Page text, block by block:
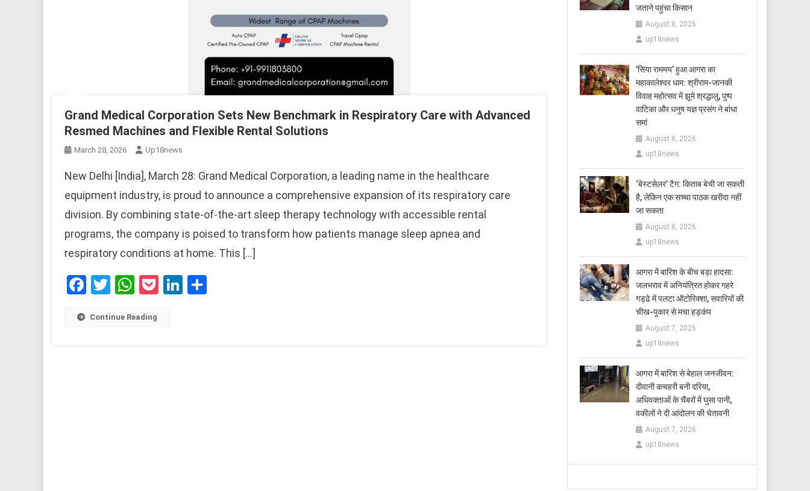
Grand Medical Corporation Sets New Benchmark in Respiratory Care with Advanced
Resmed Machines and Flexible Rental Solutions
March 28, 2026 Up18news
New Delhi [India], March 28: Grand Medical Corporation, a leading name in the healthcare
equipment industry, is proud to announce a comprehensive expansion of its respiratory care
division. By combining state-of-the-art sleep therapy technology with accessible rental
programs, the company is poised to transform how patients manage sleep apnea and
respiratory conditions at home. This […]
Facebook
Twitter
WhatsApp
PocketLinkedIn
Continue Reading
जताने पहुंचा किसान
August 8, 2026
up18news
​’सिया राममय’ हुआ आगरा का
महाकालेश्वर धाम: श्रीराम-जानकी
विवाह महोत्सव में झूमे श्रद्धालु, पुष्प
वाटिका और धनुष यज्ञ प्रसंग ने बांधा
समां
August 8, 2026
up18news
‘बेस्टसेलर’ टैग: किताब बेची जा सकती
है, लेकिन एक सच्चा पाठक खरीदा नहीं
जा सकता
August 8, 2026
up18news
आगरा में बारिश के बीच बड़ा हादसा:
जलभराव में अनियंत्रित होकर गहरे
गड्ढे में पलटा ऑटोरिक्शा, सवारियों की
चीख-पुकार से मचा हड़कंप
August 7, 2026
up18news
आगरा में बारिश से बेहाल जनजीवन:
दीवानी कचहरी बनी दरिया,
अधिवक्ताओं के चैंबरों में घुसा पानी,
वकीलों ने दी आंदोलन की चेतावनी
August 7, 2026
up18news